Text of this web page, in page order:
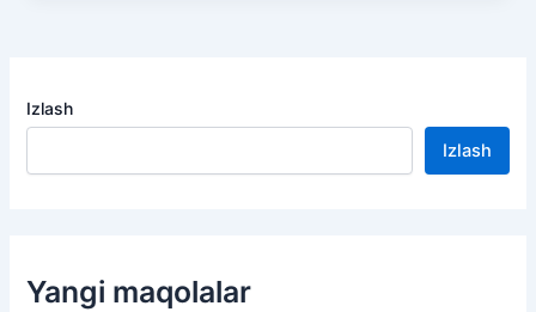
Izlash
Izlash
Yangi maqolalar